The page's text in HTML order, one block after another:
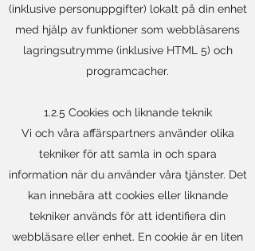
(inklusive personuppgifter) lokalt på din enhet
med hjälp av funktioner som webbläsarens
lagringsutrymme (inklusive HTML 5) och
programcacher.
1.2.5 Cookies och liknande teknik
Vi och våra affärspartners använder olika
tekniker för att samla in och spara
information när du använder våra tjänster. Det
kan innebära att cookies eller liknande
tekniker används för att identifiera din
webbläsare eller enhet. En cookie är en liten